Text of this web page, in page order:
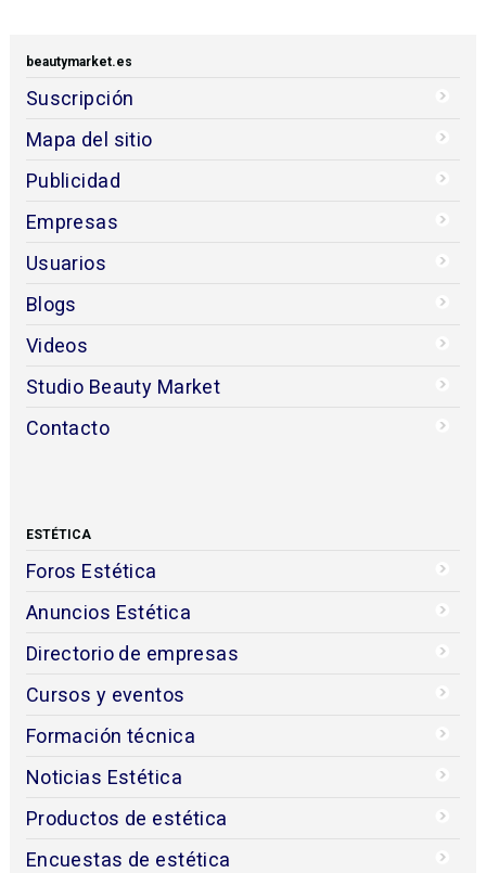
beautymarket.es
Suscripción
Mapa del sitio
Publicidad
Empresas
Usuarios
Blogs
Videos
Studio Beauty Market
Contacto
ESTÉTICA
Foros Estética
Anuncios Estética
Directorio de empresas
Cursos y eventos
Formación técnica
Noticias Estética
Productos de estética
Encuestas de estética